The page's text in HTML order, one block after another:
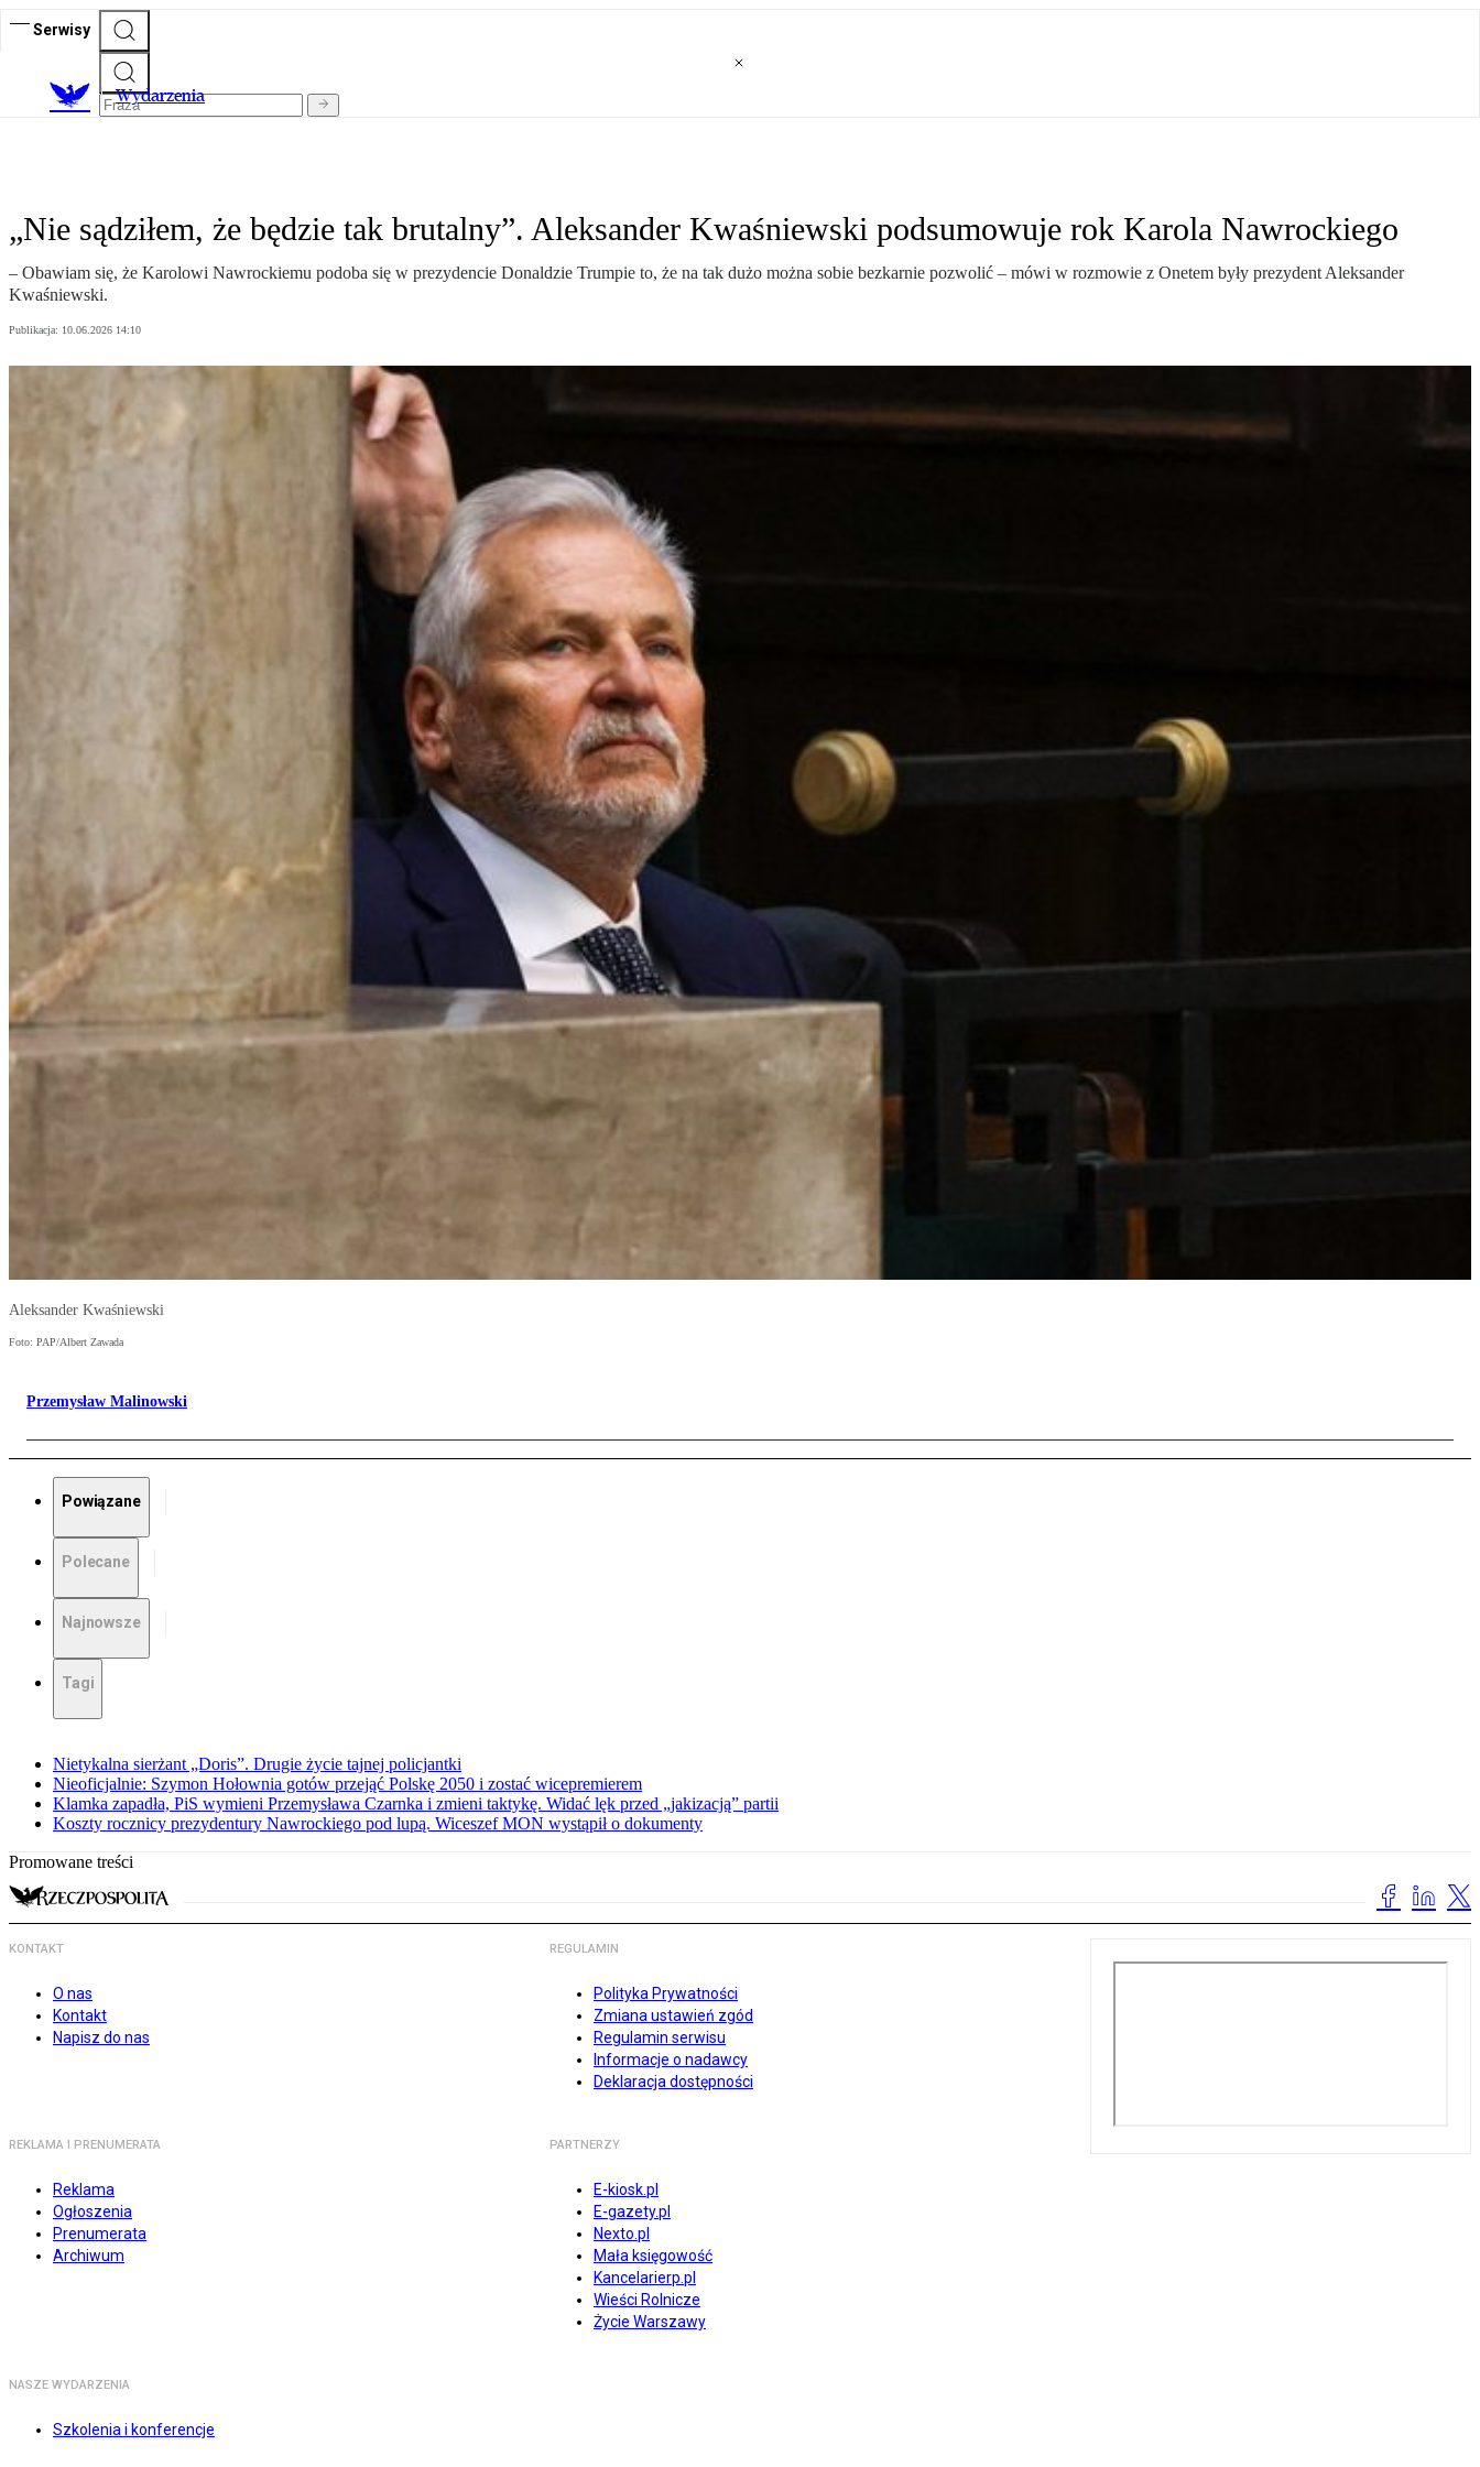
Serwisy
Wydarzenia
„Nie sądziłem, że będzie tak brutalny”. Aleksander Kwaśniewski podsumowuje rok Karola Nawrockiego
– Obawiam się, że Karolowi Nawrockiemu podoba się w prezydencie Donaldzie Trumpie to, że na tak dużo można sobie bezkarnie pozwolić – mówi w rozmowie z Onetem były prezydent Aleksander
Kwaśniewski.
Publikacja: 10.06.2026 14:10
Aleksander Kwaśniewski
Foto: PAP/Albert Zawada
Przemysław Malinowski
Powiązane
Polecane
Najnowsze
Tagi
Nietykalna sierżant „Doris”. Drugie życie tajnej policjantki
Nieoficjalnie: Szymon Hołownia gotów przejąć Polskę 2050 i zostać wicepremierem
Klamka zapadła, PiS wymieni Przemysława Czarnka i zmieni taktykę. Widać lęk przed „jakizacją” partii
Koszty rocznicy prezydentury Nawrockiego pod lupą. Wiceszef MON wystąpił o dokumenty
Promowane treści
KONTAKT
O nas
Kontakt
Napisz do nas
REGULAMIN
Polityka Prywatności
Zmiana ustawień zgód
Regulamin serwisu
Informacje o nadawcy
Deklaracja dostępności
REKLAMA I PRENUMERATA
Reklama
Ogłoszenia
Prenumerata
Archiwum
PARTNERZY
E-kiosk.pl
E-gazety.pl
Nexto.pl
Mała księgowość
Kancelarierp.pl
Wieści Rolnicze
Życie Warszawy
NASZE WYDARZENIA
Szkolenia i konferencje